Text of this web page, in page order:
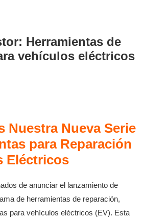
Herramientas de
vehículos eléctricos
Nuestra Nueva Serie
para Reparación
Eléctricos
de anunciar el lanzamiento de
de herramientas de reparación,
para vehículos eléctricos (EV). Esta